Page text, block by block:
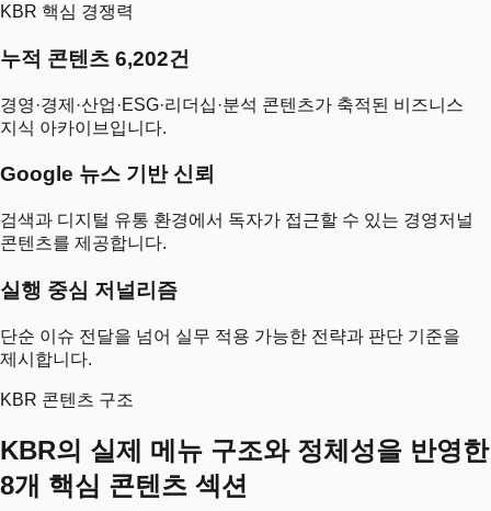
KBR 핵심 경쟁력
누적 콘텐츠 6,202건
경영·경제·산업·ESG·리더십·분석 콘텐츠가 축적된 비즈니스
지식 아카이브입니다.
Google 뉴스 기반 신뢰
검색과 디지털 유통 환경에서 독자가 접근할 수 있는 경영저널
콘텐츠를 제공합니다.
실행 중심 저널리즘
단순 이슈 전달을 넘어 실무 적용 가능한 전략과 판단 기준을
제시합니다.
KBR 콘텐츠 구조
KBR의 실제 메뉴 구조와 정체성을 반영한
8개 핵심 콘텐츠 섹션